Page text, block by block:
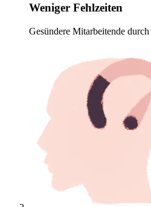
Weniger Fehlzeiten
Gesündere Mitarbeitende durch